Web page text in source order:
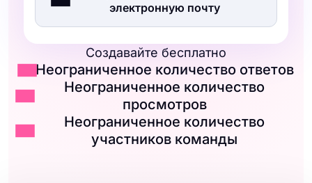
электронную почту
Создавайте бесплатно
Неограниченное количество ответов
Неограниченное количество
просмотров
Неограниченное количество
участников команды